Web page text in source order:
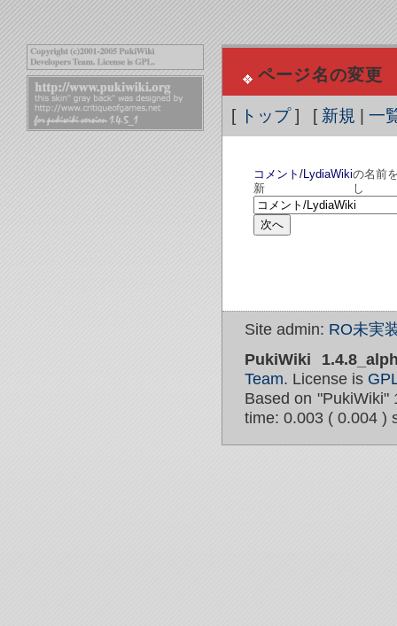
ページ名の変更
[ トップ] [ 新規 一
コメント/LydiaWikiの名前
新
Site admin: RO未実
PukiWiki
Team. License is
Based on "PukiWiki"
time: 0.003 ( 0.004 )